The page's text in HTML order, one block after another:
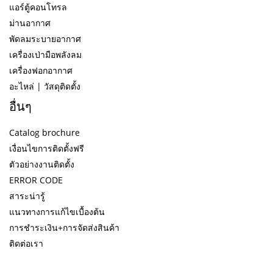
แอร์ตู้คอนโทรล
ม่านอากาศ
พัดลมระบายอากาศ
เครื่องเป่ามือพลังลม
เครื่องฟอกอากาศ
อะไหล่ | วัสดุติดตั้ง
อื่นๆ
Catalog brochure
เงื่อนไขการติดตั้งฟรี
ตัวอย่างงานติดตั้ง
ERROR CODE
สาระน่ารู้
แนวทางการแก้ไขเบื้องต้น
การชำระเงิน+การจัดส่งสินค้า
ติดต่อเรา